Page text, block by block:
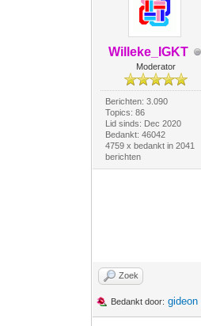
Willeke_IGKT
Moderator
Berichten: 3.090
Topics: 86
Lid sinds: Dec 2020
Bedankt: 46042
4759 x bedankt in 2041
berichten
Zoek
Bedankt door: gideon